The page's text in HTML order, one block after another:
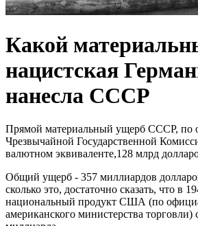
Какой
нацистская
нанесла СССР
Прямой материальный ущерб СССР, по
Чрезвычайной Государственной
валютном эквиваленте,128 млрд
Общий ущерб - 357 миллиардов
сколько это, достаточно сказать, что в
национальный продукт США (по
американского министерства торговли)